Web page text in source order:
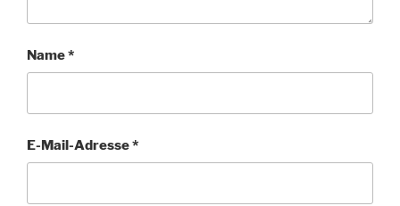
Name*
E-Mail-Adresse*